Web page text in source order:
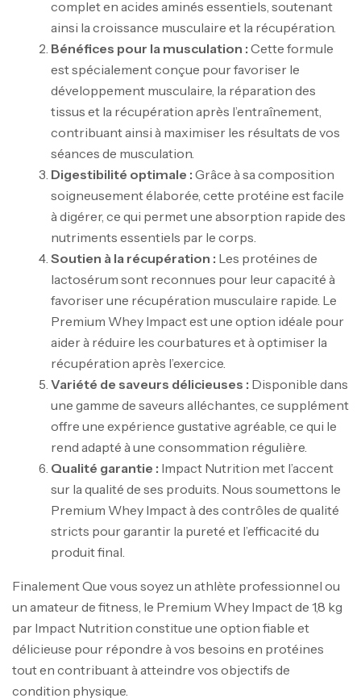
complet en acides aminés essentiels, soutenant
ainsi la croissance musculaire et la récupération.
Bénéfices pour la musculation : Cette formule
est spécialement conçue pour favoriser le
développement musculaire, la réparation des
tissus et la récupération après l’entraînement,
contribuant ainsi à maximiser les résultats de vos
séances de musculation.
Digestibilité optimale : Grâce à sa composition
soigneusement élaborée, cette protéine est facile
à digérer, ce qui permet une absorption rapide des
nutriments essentiels par le corps.
Soutien à la récupération : Les protéines de
lactosérum sont reconnues pour leur capacité à
favoriser une récupération musculaire rapide. Le
Premium Whey Impact est une option idéale pour
aider à réduire les courbatures et à optimiser la
récupération après l’exercice.
Variété de saveurs délicieuses : Disponible dans
une gamme de saveurs alléchantes, ce supplément
offre une expérience gustative agréable, ce qui le
rend adapté à une consommation régulière.
Qualité garantie : Impact Nutrition met l’accent
sur la qualité de ses produits. Nous soumettons le
Premium Whey Impact à des contrôles de qualité
stricts pour garantir la pureté et l’efficacité du
produit final.
Finalement Que vous soyez un athlète professionnel ou
un amateur de fitness, le Premium Whey Impact de 1,8 kg
par Impact Nutrition constitue une option fiable et
délicieuse pour répondre à vos besoins en protéines
tout en contribuant à atteindre vos objectifs de
condition physique.
Mega Creatine CREAPURE – 306 Gr –
Biotech USA
CREATINE